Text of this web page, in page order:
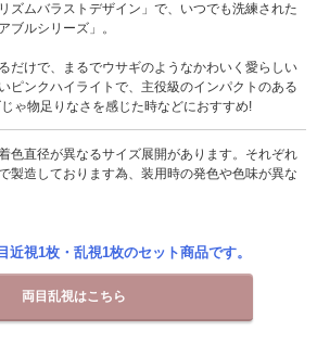
ズムバラストデザイン」で、いつでも洗練された
ブルシリーズ」。
だけで、まるでウサギのようなかわいく愛らしい
ピンクハイライトで、主役級のインパクトのある
ゃ物足りなさを感じた時などにおすすめ!
色直径が異なるサイズ展開があります。それぞれ
製造しております為、装用時の発色や色味が異な
視1枚・乱視1枚のセット商品です。
両目乱視はこちら